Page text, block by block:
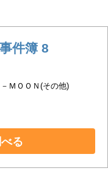
件簿 8
ＭＯＯＮ(その他)
る